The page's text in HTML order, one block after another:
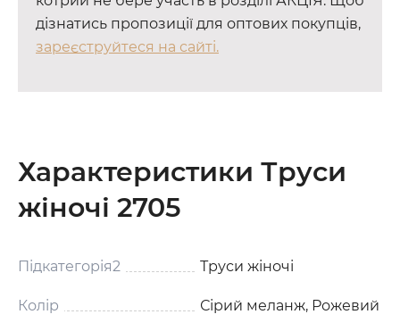
дізнатись пропозиції для оптових покупців,
зареєструйтеся на сайті.
Характеристики Труси
жіночі 2705
Підкатегорія2 Труси жіночі
Колір Сірий меланж, Рожевий